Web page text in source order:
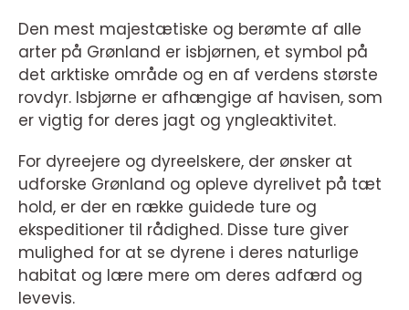
Den mest majestætiske og berømte af alle
arter på Grønland er isbjørnen, et symbol på
det arktiske område og en af verdens største
rovdyr. Isbjørne er afhængige af havisen, som
er vigtig for deres jagt og yngleaktivitet.
For dyreejere og dyreelskere, der ønsker at
udforske Grønland og opleve dyrelivet på tæt
hold, er der en række guidede ture og
ekspeditioner til rådighed. Disse ture giver
mulighed for at se dyrene i deres naturlige
habitat og lære mere om deres adfærd og
levevis.